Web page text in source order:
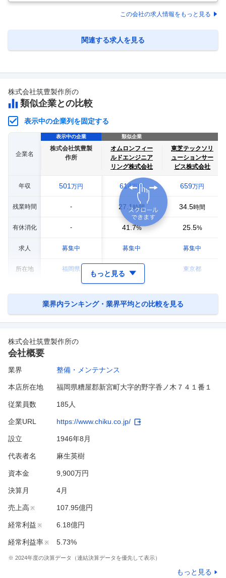
エスカレーターの世界シェアトップクラス「オーチス」グループ企業／
大きなフィールドで安定した働き方を実現～ ■業務概要 エレベーター・
＜大手メーカーに幅広く対応／取り扱いメーカー＞ 三菱電機／日立製作
所／東芝／日本オーチス・エレベータ／フジテック など 様々な大手
この会社の求人情報をもっと見る
関連する求人を見る
株式会社筑豊製作所の
類似企業との比較
表示中の企業列を固定する
企業名
年収
残業時間
有休消化
求人
所在地
表示中の企業
株式会社筑豊製
作所
501 万円
-
-
募集中
福岡県
類似企業
オムロンフィー
ルドエンジニア
リング株式会社
614万円
27.1時間
41.7%
募集中
東京都
東芝テックソリ
ューションサー
ビス株式会社
659万円
34.5時間
25.5%
募集中
東京都
もっと見る
業界内ランキング・業界平均との比較を見る
株式会社筑豊製作所の
会社概要
業界 整備・メンテナンス
本店所在地 福岡県糟屋郡新宮町大字的野字香ノ木７４１番１
従業員数 185人
企業URL https://www.chiku.co.jp/
設立 1946年8月
代表者名 麻生英樹
資本金 9,900万円
決算月 4月
売上高 ※ 107.95億円
経常利益 ※ 6.18億円
経常利益率※ 5.73%
※ 2024年度の決算データ（連結決算データを優先して表示）
もっと見る